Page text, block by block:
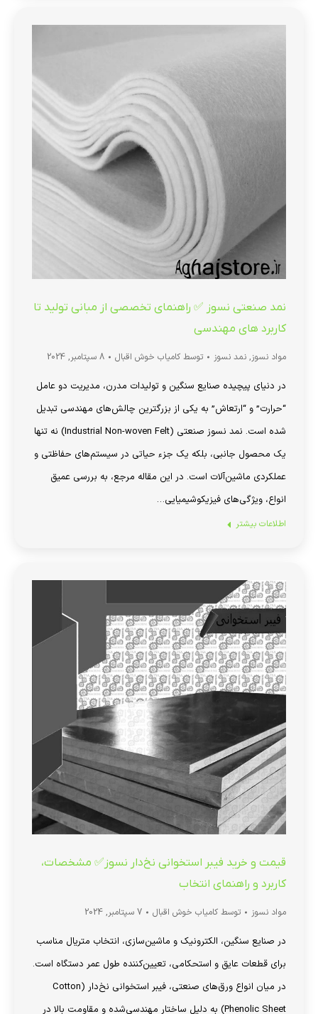
نمد صنعتی نسوز ✅ راهنمای تخصصی از مبانی تولید تا
کاربرد های مهندسی
مواد نسوز, نمد نسوز توسط کامیاب خوش اقبال 8 سپتامبر, 2024
در دنیای پیچیده صنایع سنگین و تولیدات مدرن، مدیریت دو عامل
“حرارت” و “ارتعاش” به یکی از بزرگترین چالش‌های مهندسی تبدیل
شده است. نمد نسوز صنعتی (Industrial Non-woven Felt) نه تنها
یک محصول جانبی، بلکه یک جزء حیاتی در سیستم‌های حفاظتی و
عملکردی ماشین‌آلات است. در این مقاله مرجع، به بررسی عمیق
انواع، ویژگی‌های فیزیکوشیمیایی…
اطلاعات بیشتر
قیمت و خرید فیبر استخوانی نخ‌دار نسوز✅ مشخصات،
کاربرد و راهنمای انتخاب
مواد نسوز توسط کامیاب خوش اقبال 7 سپتامبر, 2024
در صنایع سنگین، الکترونیک و ماشین‌سازی، انتخاب متریال مناسب
برای قطعات عایق و استحکامی، تعیین‌کننده طول عمر دستگاه است.
در میان انواع ورق‌های صنعتی، فیبر استخوانی نخ‌دار (Cotton
Phenolic Sheet) به دلیل ساختار مهندسی‌شده و مقاومت بالا در